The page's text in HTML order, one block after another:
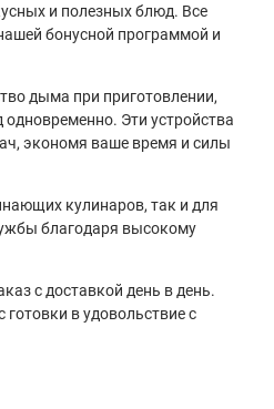
и полезных блюд. Все
бонусной программой и
дыма при приготовлении,
Эти устройства
экономя ваше время и силы
кулинаров, так и для
благодаря высокому
с доставкой день в день.
в удовольствие с